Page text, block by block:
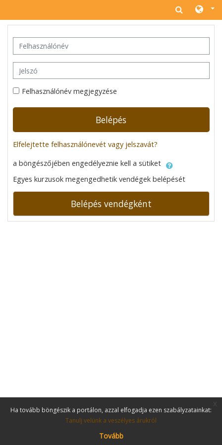
Felhasználónév
Jelszó
Felhasználónév megjegyzése
Belépés
Elfelejtette felhasználónevét vagy jelszavát?
a böngészőjében engedélyeznie kell a sütiket
Egyes kurzusok megengedhetik vendégek belépését
Belépés vendégként
Ha tovább böngészik a portálon, azzal elfogadja ezen szabályzatainkat:
Tanulj velünk a veszélyes árukról
Tovább